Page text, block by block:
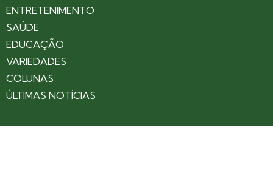
ENTRETENIMENTO
SAÚDE
EDUCAÇÃO
VARIEDADES
COLUNAS
ÚLTIMAS NOTÍCIAS